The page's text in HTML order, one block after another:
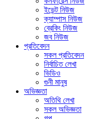
ইভেন্ট নিউজ
ক্যাম্পাস নিউজ
ব্রেকিং নিউজ
জব নিউজ
প্রতিবেদন
সকল প্রতিবেদন
নির্বাচিত লেখা
ভিডিও
গুনী মানুষ
অভিজ্ঞতা
অতিথি লেখা
সকল অভিজ্ঞতা